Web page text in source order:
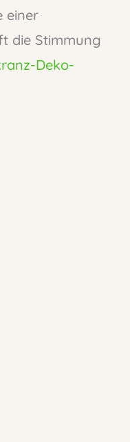
einer
die Stimmung
Deko-